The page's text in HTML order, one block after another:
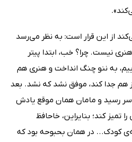
از این قرار است: به نظر می‌رسد
نیست. چرا؟ خب، ابتدا پیتر
به ننو چنگ انداخت و هنری هم
هم جدا کند، موفق نشد که نشد. بعد
رسید و مامان همان موقع یادش
تمیز کند؛ بنایراین، خاحافظ
کودک... در همان بحبوحه بود که